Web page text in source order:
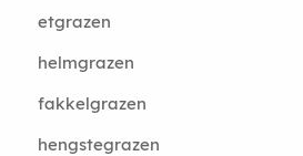
etgrazen
helmgrazen
fakkelgrazen
hengstegrazen